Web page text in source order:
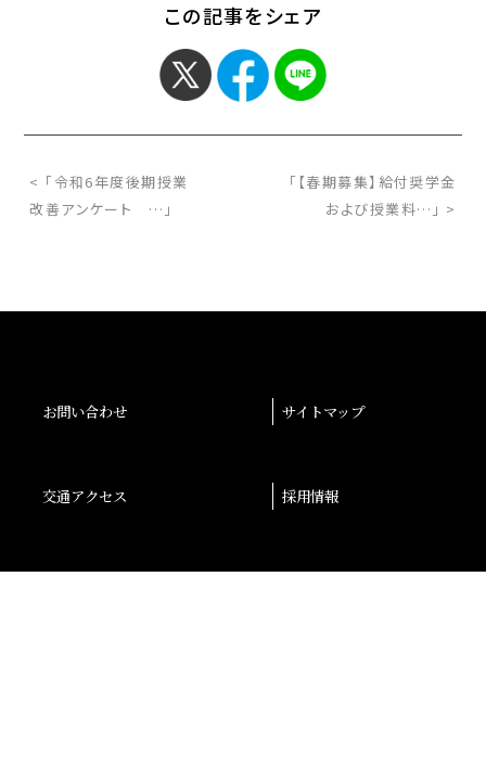
この記事をシェア
< 「令和6年度後期授業
改善アンケート …」
「【春期募集】給付奨学金
および授業料…」 >
お問い合わせ サイトマップ
交通アクセス 採用情報